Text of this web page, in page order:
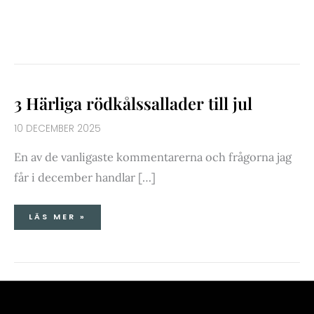
3 Härliga rödkålssallader till jul
10 DECEMBER 2025
En av de vanligaste kommentarerna och frågorna jag
får i december handlar […]
3
HÄRLIGA
RÖDKÅLSSALLADER
JUL
LÄS MER »